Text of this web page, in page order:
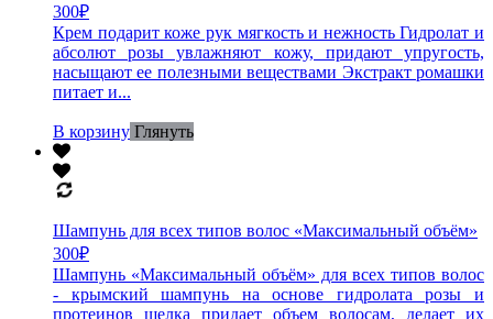
300₽
Крем подарит коже рук мягкость и нежность Гидролат и
абсолют розы увлажняют кожу, придают упругость,
насыщают ее полезными веществами Экстракт ромашки
питает и...
В корзину Глянуть
Шампунь для всех типов волос «Максимальный объём»
300₽
Шампунь «Максимальный объём» для всех типов волос
- крымский шампунь на основе гидролата розы и
протеинов шелка придает объем волосам, делает их